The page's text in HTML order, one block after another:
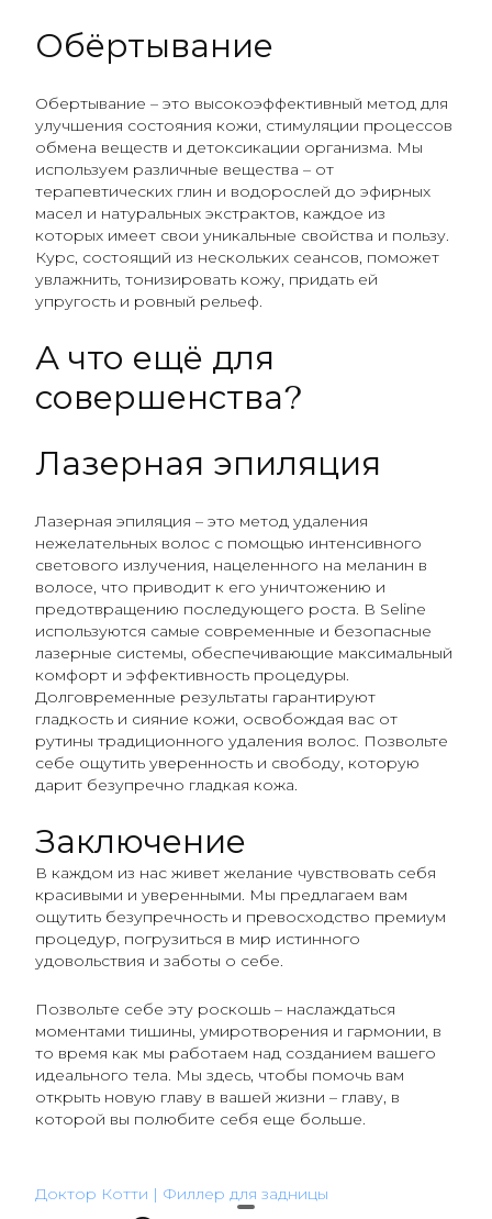
Обёртывание
Обертывание – это высокоэффективный метод для
улучшения состояния кожи, стимуляции процессов
обмена веществ и детоксикации организма. Мы
используем различные вещества – от
терапевтических глин и водорослей до эфирных
масел и натуральных экстрактов, каждое из
которых имеет свои уникальные свойства и пользу.
Курс, состоящий из нескольких сеансов, поможет
увлажнить, тонизировать кожу, придать ей
упругость и ровный рельеф.
А что ещё для
совершенства?
Лазерная эпиляция
Лазерная эпиляция – это метод удаления
нежелательных волос с помощью интенсивного
светового излучения, нацеленного на меланин в
волосе, что приводит к его уничтожению и
предотвращению последующего роста. В Seline
используются самые современные и безопасные
лазерные системы, обеспечивающие максимальный
комфорт и эффективность процедуры.
Долговременные результаты гарантируют
гладкость и сияние кожи, освобождая вас от
рутины традиционного удаления волос. Позвольте
себе ощутить уверенность и свободу, которую
дарит безупречно гладкая кожа.
Заключение
В каждом из нас живет желание чувствовать себя
красивыми и уверенными. Мы предлагаем вам
ощутить безупречность и превосходство премиум
процедур, погрузиться в мир истинного
удовольствия и заботы о себе.
Позвольте себе эту роскошь – наслаждаться
моментами тишины, умиротворения и гармонии, в
то время как мы работаем над созданием вашего
идеального тела. Мы здесь, чтобы помочь вам
открыть новую главу в вашей жизни – главу, в
которой вы полюбите себя еще больше.
Доктор Котти | Филлер для задницы